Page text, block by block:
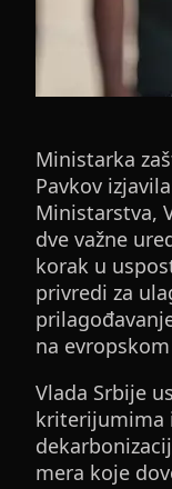
Ministarka
Pavkov
Ministarstva,
dve važne
korak u
privredi za
na
Vlada Srbije
kriterijumima
mera koje